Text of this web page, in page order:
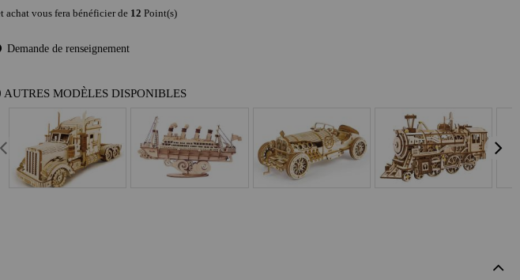
achat vous fera bénéficier de 12 Point(s)
Demande de renseignement
AUTRES MODÈLES DISPONIBLES